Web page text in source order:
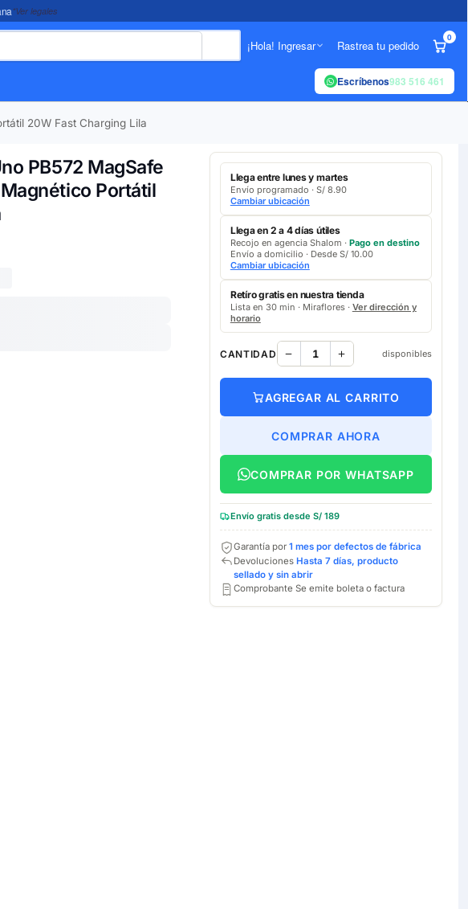
*Ver legales
¡Hola! Ingresar Rastrea tu pedido
0
Escríbenos983 516 461
20W Fast Charging Lila
PB572 MagSafe
Portátil
Llega entre lunes y martes
Envío programado · S/ 8.90
Cambiar ubicación
Llega en 2 a 4 días útiles
Recojo en agencia Shalom · Pago en destino
Envío a domicilio · Desde S/ 10.00
Cambiar ubicación
Retíro gratis en nuestra tienda
Lista en 30 min · Miraflores · Ver dirección y
horario
CANTIDAD disponibles
AGREGAR AL CARRITO
COMPRAR AHORA
COMPRAR POR WHATSAPP
Envío gratis desde S/ 189
Garantía por 1 mes por defectos de fábrica
Devoluciones Hasta 7 días, producto
sellado y sin abrir
Comprobante Se emite boleta o factura